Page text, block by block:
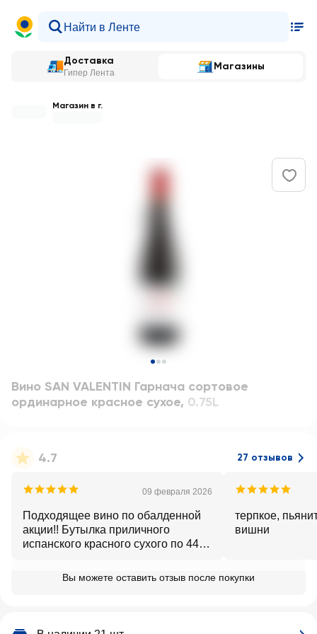
Доставка
Гипер Лента
Магазины
Магазин в г.
Вино SAN VALENTIN Гарнача сортовое
ординарное красное сухое, 0.75L
4.7 27 отзывов
09 февраля 2026
Подходящее вино по обалденной
акции!! Бутылка приличного
испанского красного сухого по 442
нас в доме Ароматный мир, в
❤️
терпкое,
вишни
Вы можете оставить отзыв после покупки